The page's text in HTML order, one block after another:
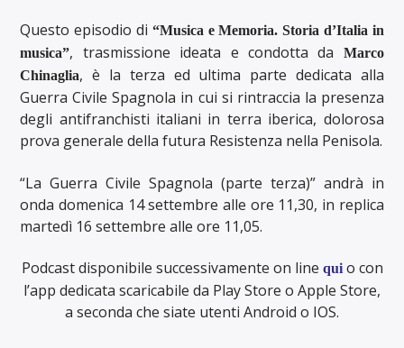
Questo episodio di “Musica e Memoria. Storia d’Italia in
musica”, trasmissione ideata e condotta da
Marco
Chinaglia, è la terza ed ultima parte dedicata alla
Guerra Civile Spagnola in cui si rintraccia la presenza
degli antifranchisti italiani in terra iberica, dolorosa
prova generale della futura Resistenza nella Penisola.
“La Guerra Civile Spagnola (parte terza)” andrà in
onda domenica 14 settembre alle ore 11,30, in replica
martedì 16 settembre alle ore 11,05.
Podcast disponibile successivamente on line qui o con
l’app dedicata scaricabile da Play Store o Apple Store,
a seconda che siate utenti Android o IOS.